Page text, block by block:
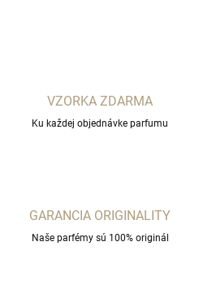
VZORKA ZDARMA
Ku každej objednávke parfumu
GARANCIA ORIGINALITY
Naše parfémy sú 100% originál